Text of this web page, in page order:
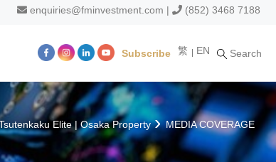
enquiries@fminvestment.com | (852) 3468 7188
Subscribe 繁 EN Search
Elite | Osaka Property MEDIA COVERAGE